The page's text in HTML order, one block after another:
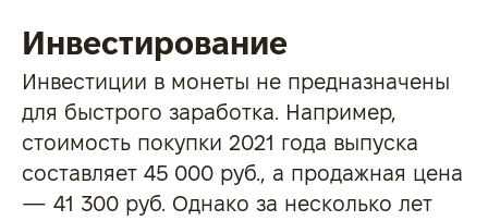
Инвестирование
Инвестиции в монеты не предназначены
для быстрого заработка. Например,
стоимость покупки 2021 года выпуска
составляет 45 000 руб., а продажная цена
— 41 300 руб. Однако за несколько лет